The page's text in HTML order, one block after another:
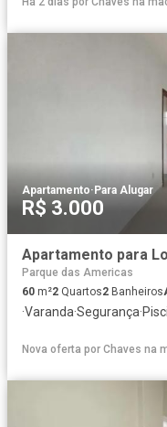
Apartamento· Para Alugar
R$ 3.000
Parque das Americas
60 m²2 Quartos2 Banheiros
·Varanda·Segurança·
Nova oferta por Chaves na